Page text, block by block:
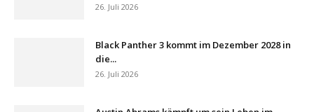
26. Juli 2026
Black Panther 3 kommt im Dezember 2028 in
die...
26. Juli 2026